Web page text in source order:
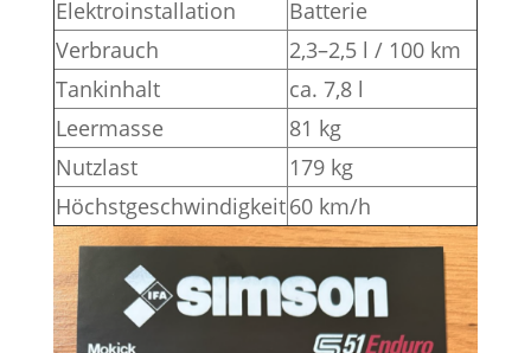
Elektroinstallation
Batterie
Verbrauch
2,3–2,5 l / 100 km
Tankinhalt
ca. 7,8 l
Leermasse
81 kg
Nutzlast
179 kg
Höchstgeschwindigkeit60 km/h